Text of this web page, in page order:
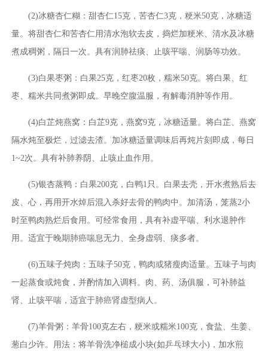
(2)冰糖杏仁糊：甜杏仁15克，苦杏仁3克，粳米50克，冰糖适
量。将甜杏仁和苦杏仁用清水泡软去皮，捣烂加粳米、清水及冰糖
煮成稠粥，隔日一次。具有润肺祛痰、止咳平喘、润肠等功效。
(3)白果枣粥：白果25克，红枣20枚，糯米50克。将白果、红
枣、糯米共同煮粥即成。早晚空腹温服，有解毒消肿等作用。
(4)白芷炖燕窝：白芷9克，燕窝9克，冰糖适量。将白芷、燕窝
隔水炖至极烂，过滤去渣。加冰糖适量调味后再炖片刻即成，每日
1~2次。具有补肺养阴、止咳止血作用。
(5)银杏蒸鸭：白果200克，白鸭1只。白果去壳，开水煮熟后去
皮、心，再用开水焯后混入杀好去骨的鸭肉中。加清汤，笼蒸2小
时至鸭肉熟烂后食用。可经常食用，具有补虚平喘、利水退肿作
用。适宜于晚期肺癌喘息无力、全身虚弱、痰多者。
(6)五味子炖肉：五味子50克，鸭肉或猪瘦肉适量。五味子与肉
一起蒸食或炖食，并酌情加入调料。肉、药、汤俱服，可补肺益
肾、止咳平喘，适宜于肺癌肾虚型病人。
(7)羊骨粥：羊骨100克左右，粳米或糯米100克，食盐、生姜、
葱白少许。用法：将羊骨洗净槌成小块(如乒乓球大小)，加水煎